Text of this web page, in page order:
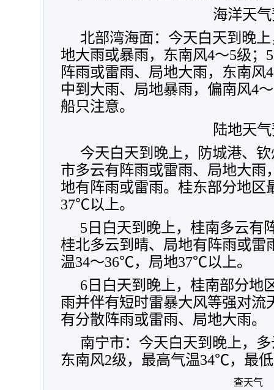
海洋天
北部湾海面：今天白天到晚
地大雨或暴雨，东南风4～5级；
阵雨或雷雨、局地大雨，东南风
中到大雨、局地暴雨，偏南风4
船只注意。
陆地天
今天白天到晚上，防城港、
市多云有阵雨或雷雨、局地大雨
地有阵雨或雷雨。桂东部分地
37℃以上。
5日白天到晚上，桂南多云有
桂北多云到晴、局地有阵雨或雷
温34～36℃，局地37℃以上。
6日白天到晚上，桂南部分地
雨并伴有短时雷暴大风等强对流
有分散阵雨或雷雨、局地大雨。
南宁市：今天白天到晚上，
东南风2级，最高气温34℃，最
查天气